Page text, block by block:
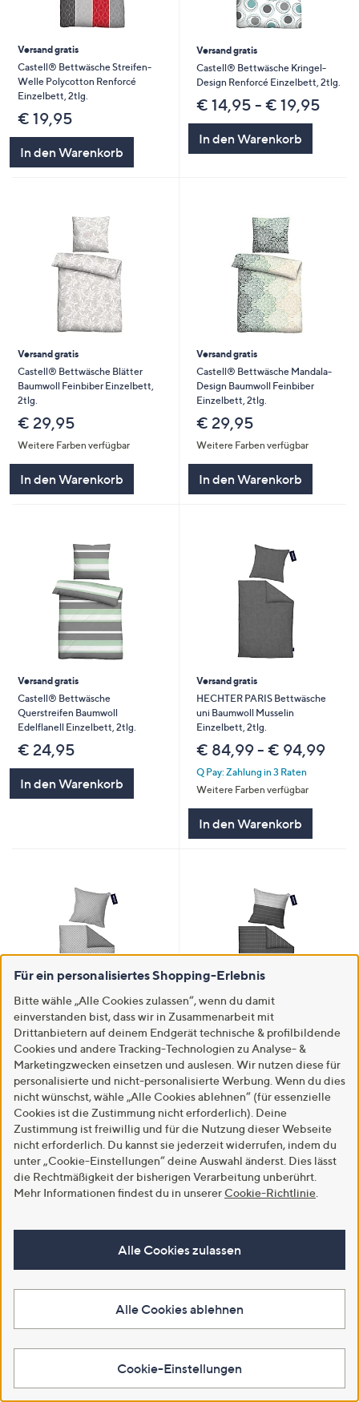
Versand gratis
Castell® Bettwäsche Streifen-
Welle Polycotton Renforcé
Einzelbett, 2tlg.
€ 19,95
In den Warenkorb
Versand gratis
Castell® Bettwäsche Kringel-
Design Renforcé Einzelbett, 2tlg.
€ 14,95 - € 19,95
In den Warenkorb
Versand gratis
Castell® Bettwäsche Blätter
Baumwoll Feinbiber Einzelbett,
2tlg.
€ 29,95
Weitere Farben verfügbar
In den Warenkorb
Versand gratis
Castell® Bettwäsche Mandala-
Design Baumwoll Feinbiber
Einzelbett, 2tlg.
€ 29,95
Weitere Farben verfügbar
In den Warenkorb
Versand gratis
Castell® Bettwäsche
Querstreifen Baumwoll
Edelflanell Einzelbett, 2tlg.
€ 24,95
In den Warenkorb
Versand gratis
HECHTER PARIS Bettwäsche
uni Baumwoll Musselin
Einzelbett, 2tlg.
€ 84,99 - € 94,99
Q Pay: Zahlung in 3 Raten
Weitere Farben verfügbar
In den Warenkorb
Versand gratis
HECHTER PARIS
Wendebettwäsche Geometrie
Baumwoll Satin Einzelbett, 2tlg.
€ 94,99 - € 114,99
Q Pay: Zahlung in 3 Raten
Weitere Farben verfügbar
In den Warenkorb
HECHTER PARIS Bettwäsche
Quadrate Baumwoll Satin
Einzelbett, 2tlg.
€ 94,99 - € 114,99
Weitere Farben verfügbar
In den Warenkorb
HECHTER PARIS Bettwäsche
Versand gratis
DANIEL HECHTER Bettwäsche
Für ein personalisiertes Shopping-Erlebnis
Bitte wähle „Alle Cookies zulassen“, wenn du damit
einverstanden bist, dass wir in Zusammenarbeit mit
Drittanbietern auf deinem Endgerät technische & profilbildende
Cookies und andere Tracking-Technologien zu Analyse- &
Marketingzwecken einsetzen und auslesen. Wir nutzen diese für
personalisierte und nicht-personalisierte Werbung. Wenn du dies
nicht wünschst, wähle „Alle Cookies ablehnen“ (für essenzielle
Cookies ist die Zustimmung nicht erforderlich). Deine
Zustimmung ist freiwillig und für die Nutzung dieser Webseite
nicht erforderlich. Du kannst sie jederzeit widerrufen, indem du
unter „Cookie-Einstellungen“ deine Auswahl änderst. Dies lässt
die Rechtmäßigkeit der bisherigen Verarbeitung unberührt.
Mehr Informationen findest du in unserer Cookie-Richtlinie
Alle Cookies zulassen
Alle Cookies ablehnen
Cookie-Einstellungen